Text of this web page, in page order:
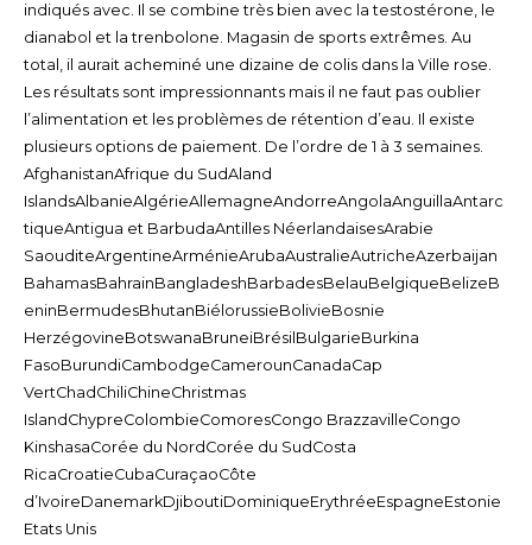
indiqués avec. Il se combine très bien avec la testostérone, le
dianabol et la trenbolone. Magasin de sports extrêmes. Au
total, il aurait acheminé une dizaine de colis dans la Ville rose.
Les résultats sont impressionnants mais il ne faut pas oublier
l’alimentation et les problèmes de rétention d’eau. Il existe
plusieurs options de paiement. De l’ordre de 1 à 3 semaines.
AfghanistanAfrique du SudAland
IslandsAlbanieAlgérieAllemagneAndorreAngolaAnguillaAntarc
tiqueAntigua et BarbudaAntilles NéerlandaisesArabie
SaouditeArgentineArménieArubaAustralieAutricheAzerbaijan
BahamasBahrainBangladeshBarbadesBelauBelgiqueBelizeB
eninBermudesBhutanBiélorussieBolivieBosnie
HerzégovineBotswanaBruneiBrésilBulgarieBurkina
FasoBurundiCambodgeCamerounCanadaCap
VertChadChiliChineChristmas
IslandChypreColombieComoresCongo BrazzavilleCongo
KinshasaCorée du NordCorée du SudCosta
RicaCroatieCubaCuraçaoCôte
d’IvoireDanemarkDjiboutiDominiqueErythréeEspagneEstonie
Etats Unis